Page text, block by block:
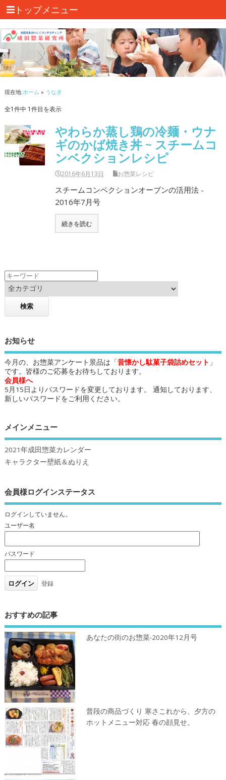
トップメニュー
現在地:ホーム » うなぎ
全1件中 1件目を表示
やわらか蒸し鶏の冷麺・ウナ
ギのかば焼き丼 ~ スチームコ
ンベクションレシピ
2016年6月13日 お惣菜レシピ
スチームコンベクションオーブンの活用法 -
2016年7月号
続きを読む
お知らせ
今月の、お惣菜アンケート景品は「昔懐かし駄菓子袋詰めセット 」
です。皆様のご応募をお待ちしております。
会員様へ
5月15日よりパスワードを変更しております。 通知しております、
新しいパスワードをご利用ください。
メインメニュー
2021年成田惣菜カレンダー
キャラクター壁紙＆ぬりえ
会員様ログインステータス
ログインしていません。
ユーザー名
パスワード
登録
おすすめの記事
あなたの街のお惣菜-2020年12月号
普段の商品づくり 寒さこれから、夕方の
ホットメニュー対応 春の顔見せ。